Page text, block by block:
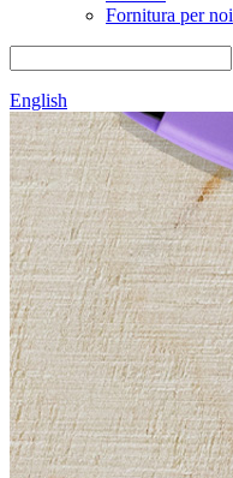
Fornitura per noi
English